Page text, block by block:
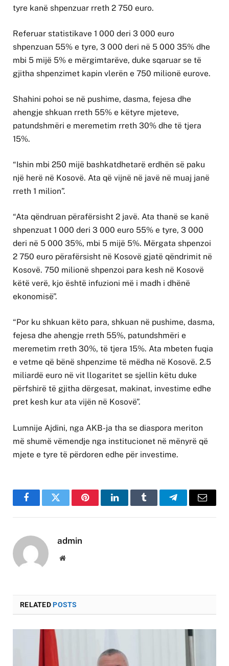
tyre kanë shpenzuar rreth 2 750 euro.
Referuar statistikave 1 000 deri 3 000 euro
shpenzuan 55% e tyre, 3 000 deri në 5 000 35% dhe
mbi 5 mijë 5% e mërgimtarëve, duke sqaruar se të
gjitha shpenzimet kapin vlerën e 750 milionë eurove.
Shahini pohoi se në pushime, dasma, fejesa dhe
ahengje shkuan rreth 55% e këtyre mjeteve,
patundshmëri e meremetim rreth 30% dhe të tjera
15%.
“Ishin mbi 250 mijë bashkatdhetarë erdhën së paku
një herë në Kosovë. Ata që vijnë në javë në muaj janë
rreth 1 milion”.
“Ata qëndruan përafërsisht 2 javë. Ata thanë se kanë
shpenzuat 1 000 deri 3 000 euro 55% e tyre, 3 000
deri në 5 000 35%, mbi 5 mijë 5%. Mërgata shpenzoi
2 750 euro përafërsisht në Kosovë gjatë qëndrimit në
Kosovë. 750 milionë shpenzoi para kesh në Kosovë
këtë verë, kjo është infuzioni më i madh i dhënë
ekonomisë”.
“Por ku shkuan këto para, shkuan në pushime, dasma,
fejesa dhe ahengje rreth 55%, patundshmëri e
meremetim rreth 30%, të tjera 15%. Ata mbeten fuqia
e vetme që bënë shpenzime të mëdha në Kosovë. 2.5
miliardë euro në vit llogaritet se sjellin këtu duke
përfshirë të gjitha dërgesat, makinat, investime edhe
pret kesh kur ata vijën në Kosovë”.
Lumnije Ajdini, nga AKB-ja tha se diaspora meriton
më shumë vëmendje nga institucionet në mënyrë që
mjete e tyre të përdoren edhe për investime.
FacebookTwitter PinterestLinkedInTumblr TelegramEmail
admin
Website
RELATEDPOSTS